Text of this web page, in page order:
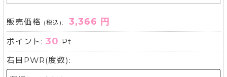
販売価格 (税込): 3,366 円
ポイント:30 Pt
右目PWR(度数):